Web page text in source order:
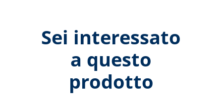
Sei interessato
a questo
prodotto